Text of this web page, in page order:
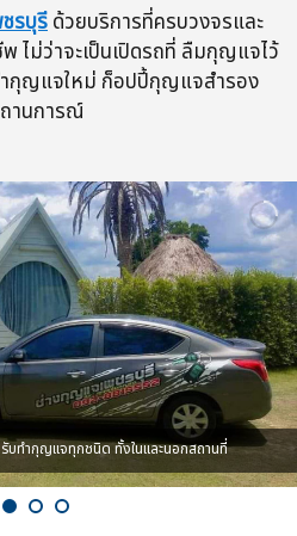
รบุรีด้วยบริการที่ครบวงจรและ
ไม่ว่าจะเป็นเปิดรถที่ ลืมกุญแจไว้
ำกุญแจใหม่ ก็อปปี้กุญแจสำรอง
านการณ์
บทำกุญแจทุกชนิด ทั้งในและนอกสถานที่